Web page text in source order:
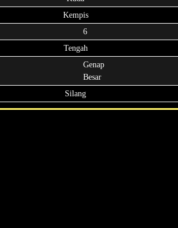
Kempis
6
Tengah
Genap
Besar
Silang